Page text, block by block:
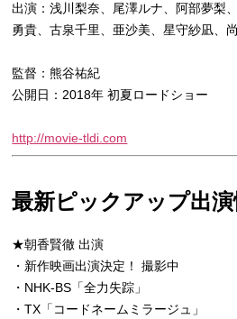
出演：浅川梨奈、尾澤ルナ、阿部夢梨
勇貴、古泉千里、亜沙美、星守紗凪、
監督：熊谷祐紀
公開日：2018年 初夏ロードショー
http://movie-tldi.com
最新ピックアップ出
★朝香賢徹 出演
・新作映画出演決定！ 撮影中
・NHK-BS「全力失踪」
・TX「コードネームミラージュ」